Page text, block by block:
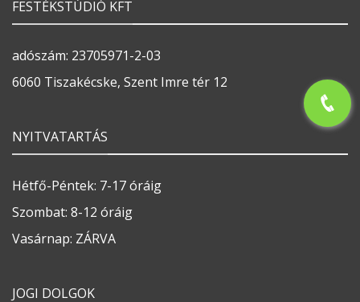
FESTÉKSTÚDIÓ KFT
adószám: 23705971-2-03
6060 Tiszakécske, Szent Imre tér 12
NYITVATARTÁS
Hétfő-Péntek: 7-17 óráig
Szombat: 8-12 óráig
Vasárnap: ZÁRVA
JOGI DOLGOK